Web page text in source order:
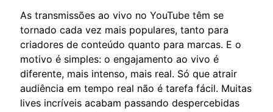
As transmissões ao vivo no YouTube têm se
tornado cada vez mais populares, tanto para
criadores de conteúdo quanto para marcas. E o
motivo é simples: o engajamento ao vivo é
diferente, mais intenso, mais real. Só que atrair
audiência em tempo real não é tarefa fácil. Muitas
lives incríveis acabam passando despercebidas